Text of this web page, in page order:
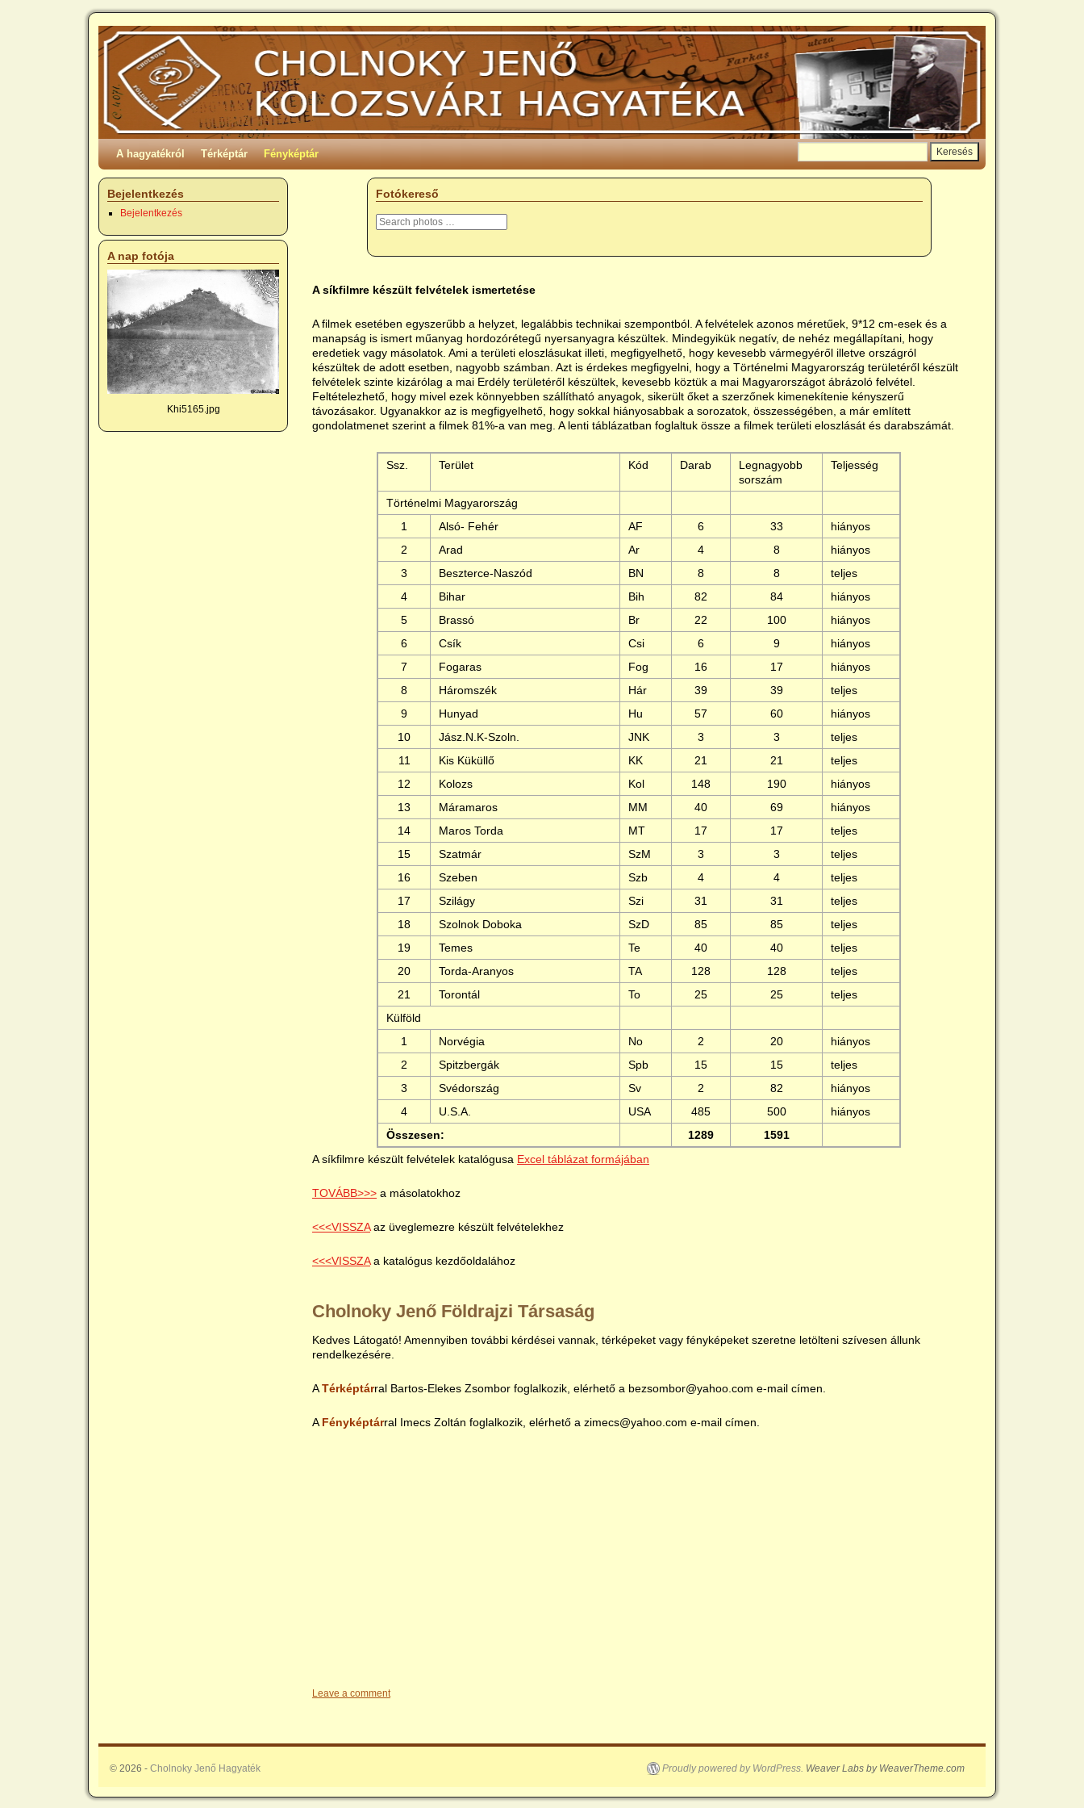
A hagyatékról Térképtár Fényképtár
Fotókereső
A síkfilmre készült felvételek ismertetése
A filmek esetében egyszerűbb a helyzet, legalábbis technikai szempontból. A felvételek azonos méretűek, 9*12 cm-esek és a
manapság is ismert műanyag hordozórétegű nyersanyagra készültek. Mindegyikük negatív, de nehéz megállapítani, hogy
eredetiek vagy másolatok. Ami a területi eloszlásukat illeti, megfigyelhető, hogy kevesebb vármegyéről illetve országról
készültek de adott esetben, nagyobb számban. Azt is érdekes megfigyelni, hogy a Történelmi Magyarország területéről készült
felvételek szinte kizárólag a mai Erdély területéről készültek, kevesebb köztük a mai Magyarországot ábrázoló felvétel.
Feltételezhető, hogy mivel ezek könnyebben szállítható anyagok, sikerült őket a szerzőnek kimenekítenie kényszerű
távozásakor. Ugyanakkor az is megfigyelhető, hogy sokkal hiányosabbak a sorozatok, összességében, a már említett
gondolatmenet szerint a filmek 81%-a van meg. A lenti táblázatban foglaltuk össze a filmek területi eloszlását és darabszámát.
Ssz. Terület Kód Darab
Legnagyobb
sorszám
Teljesség
Történelmi Magyarország
1
Alsó- Fehér AF 6 33
hiányos
2
Arad Ar 4 8
hiányos
3
Beszterce-Naszód BN 8 8
teljes
4
Bihar Bih 82 84
hiányos
5
Brassó Br 22 100
hiányos
6
Csík Csi 6 9
hiányos
7
Fogaras Fog 16 17
hiányos
8
Háromszék Hár 39 39
teljes
9
Hunyad Hu 57 60
hiányos
10
Jász.N.K-Szoln. JNK 3 3
teljes
11
Kis Küküllő KK 21 21
teljes
12
Kolozs Kol 148 190
hiányos
13
Máramaros MM 40 69
hiányos
14
Maros Torda MT 17 17
teljes
15
Szatmár SzM 3 3
teljes
16
Szeben Szb 4 4
teljes
17
Szilágy Szi 31 31
teljes
18
Szolnok Doboka SzD 85 85
teljes
19
Temes Te 40 40
teljes
20
Torda-Aranyos TA 128 128
teljes
21
Torontál To 25 25
teljes
Külföld
1
Norvégia No 2 20
hiányos
2
Spitzbergák Spb 15 15
teljes
3
Svédország Sv 2 82
hiányos
4
U.S.A. USA 485 500
hiányos
Összesen:
1289
1591
A síkfilmre készült felvételek katalógusa Excel táblázat formájában
TOVÁBB>>> a másolatokhoz
<<<VISSZAaz üveglemezre készült felvételekhez
<<<VISSZAa katalógus kezdőoldalához
Cholnoky Jenő Földrajzi Társaság
Kedves Látogató! Amennyiben további kérdései vannak, térképeket vagy fényképeket szeretne letölteni szívesen állunk
rendelkezésére.
ATérképtárral Bartos-Elekes Zsombor foglalkozik, elérhető a bezsombor@yahoo.com e-mail címen.
A Fényképtárral Imecs Zoltán foglalkozik, elérhető a zimecs@yahoo.com e-mail címen.
Leave a comment
Bejelentkezés
Bejelentkezés
A nap fotója
Khi5165.jpg
© 2026 - Cholnoky Jenő Hagyaték Proudly powered by WordPress. Weaver Labs by WeaverTheme.com